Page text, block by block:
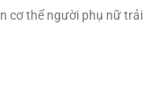
cơ thể người phụ nữ trải